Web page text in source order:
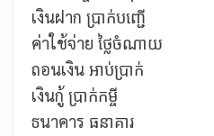
เงินฝาก ប្រាក់បញ្ជើ
ค่าใช้จ่าย ថ្លៃចំណាយ
ถอนเงิน អាប់ប្រាក់
เงินกู้ ប្រាក់កម្ចី
ธนาคาร ធនាគារ